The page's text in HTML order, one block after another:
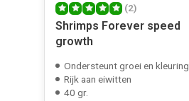
(2)
Shrimps Forever speed
growth
Ondersteunt groei en kleuring
Rijk aan eiwitten
40 gr.